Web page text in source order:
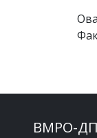
ВМРО-